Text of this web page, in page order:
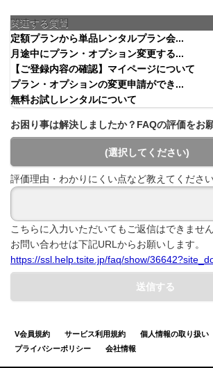
関連する質問
定額プランから単品レンタルプラン会...
月途中にプラン・オプション変更する...
【ご登録内容の確認】マイページについて
プラン・オプションの変更申請ができ...
無料お試しレンタルについて
お困り事は解決しましたか？FAQの評価をお
(選択してください)
評価理由・わかりにくい点など教えてください
こちらに入力いただいてもご返信はできません
お問い合わせは下記URLからお願いします。
https://ssl.help.tsite.jp/faq/show/
送信する
V会員規約 サービス利用規約
個人情報の取り扱い
プライバシーポリシー
会社情報